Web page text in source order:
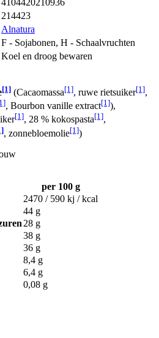
214423
Alnatura
F - Sojabonen, H - Schaalvruchten
Koel en droog bewaren
[1] (Cacaomassa[1], ruwe rietsuiker[1],
, Bourbon vanille extract[1]),
[1], 28 % kokospasta[1],
, zonnebloemolie[1])
per 100 g
2470 / 590 kj / kcal
44 g
28 g
38 g
36 g
8,4 g
6,4 g
0,08 g